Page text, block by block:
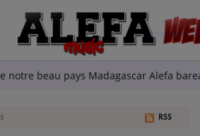
notre beau pays Madagascar Alefa
RSS